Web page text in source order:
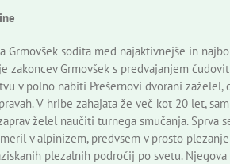
Grmovšek sodita med najaktivnejše in
zakoncev Grmovšek s predvajanjem
v polno nabiti Prešernovi dvorani
V hribe zahajata že več kot 20 let,
želel naučiti turnega smučanja.
v alpinizem, predvsem v prosto
plezalnih področij po svetu.